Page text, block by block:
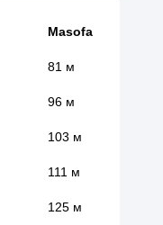
Masofa
81 м
96 м
103 м
111 м
125 м